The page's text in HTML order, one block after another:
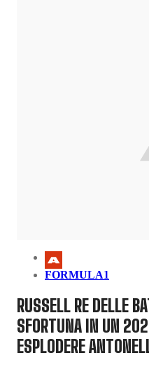
FORMULA1
RUSSELL RE DELLE
SFORTUNA IN UN
ESPLODERE